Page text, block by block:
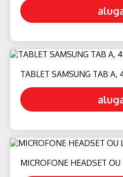
TABLET SAMSUNG TAB A,
MICROFONE HEADSET OU